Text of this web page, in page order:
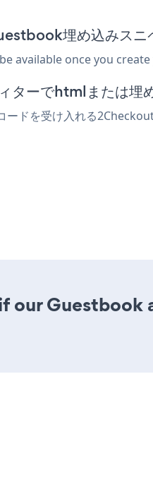
埋め込みスニ
available once you
ーでhtmlまたは埋
ードを受け入れる
our Guestbook